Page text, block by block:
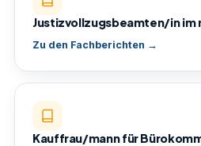
Justizvollzugsbeamten/in im
Zu den Fachberichten →
Kauffrau/mann für